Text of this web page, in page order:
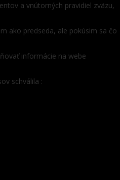
a vnútorných pravidiel zväzu,
ako predseda, ale pokúsim sa čo
informácie na webe
schválila :